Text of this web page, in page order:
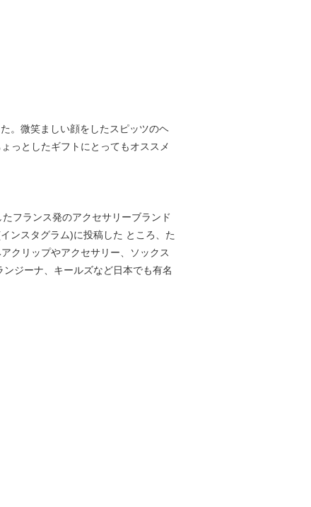
。微笑ましい顔をしたスピッツのヘ
っとしたギフトにとってもオススメ
フランス発のアクセサリーブランド
ンスタグラム)に投稿した ところ、た
クリップやアクセサリー、ソックス
ジーナ、キールズなど日本でも有名